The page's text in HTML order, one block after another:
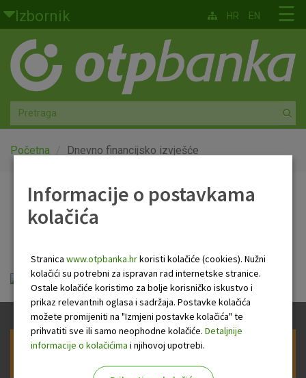
Skoči na glavni sadržaj
Izbornik
Građani
Privatno bankarstvo
Agro
Mala poduzeća i obrtnici
Globalna tržišta
O nama
☰
HR EN
Početna Dnevno financijsko izvješće
Dnevno financijsko
OTP Dnevno financijsko izvješće.pdf
Prijava na newsletter OTP banke
Informacije o postavkama
kolačića
Stranica www.otpbanka.hrkoristi kolačiće (cookies). Nužni
kolačići su potrebni za ispravan rad internetske stranice.
Ostale kolačiće koristimo za bolje korisničko iskustvo i
prikaz relevantnih oglasa i sadržaja. Postavke kolačića
možete promijeniti na "Izmjeni postavke kolačića" te
prihvatiti sve ili samo neophodne kolačiće. Detaljnije
informacije o kolačićima i njihovoj upotrebi.